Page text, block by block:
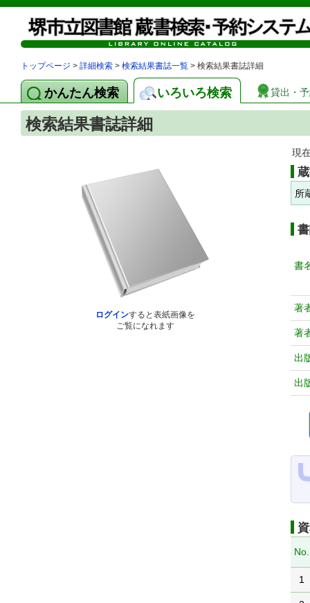
トップページ > 詳細検索 > 検索結果書誌一覧 > 検索結果書誌詳細
かんたん検索 いろいろ検索 貸出・
検索結果書誌詳細
ログインすると表紙画像を
ご覧になれます
現
所
書
著
著
出
出
No.
1